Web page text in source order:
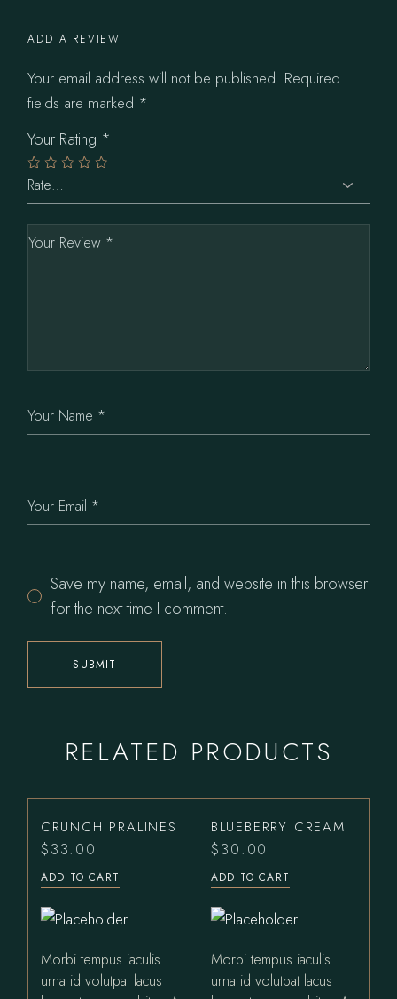
ADD A REVIEW
Your email address will not be published. Required
fields are marked *
Your Rating *
Save my name, email, and website in this browser
for the next time I comment.
SUBMIT
RELATED PRODUCTS
CRUNCH PRALINES
$33.00
ADD TO CART
Morbi tempus iaculis
urna id volutpat lacus
BLUEBERRY CREAM
$30.00
ADD TO CART
Morbi tempus iaculis
urna id volutpat lacus